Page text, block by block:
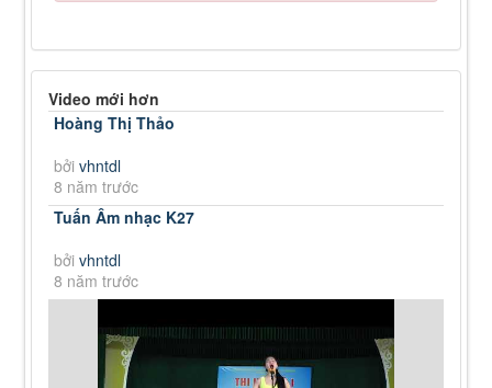
Video mới hơn
Hoàng Thị Thảo
bởivhntdl
8 năm trước
Tuấn Âm nhạc K27
bởivhntdl
8 năm trước